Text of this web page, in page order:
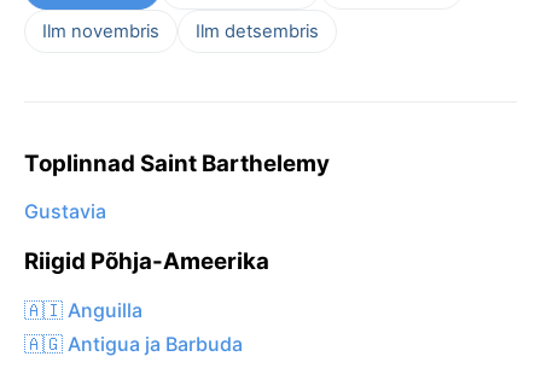
Ilm novembris
Ilm detsembris
Toplinnad Saint Barthelemy
Gustavia
Riigid Põhja-Ameerika
🇦🇮 Anguilla
🇦🇬 Antigua ja Barbuda